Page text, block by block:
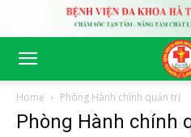
Home Phòng Hành chính quản trị
Phòng Hành chính